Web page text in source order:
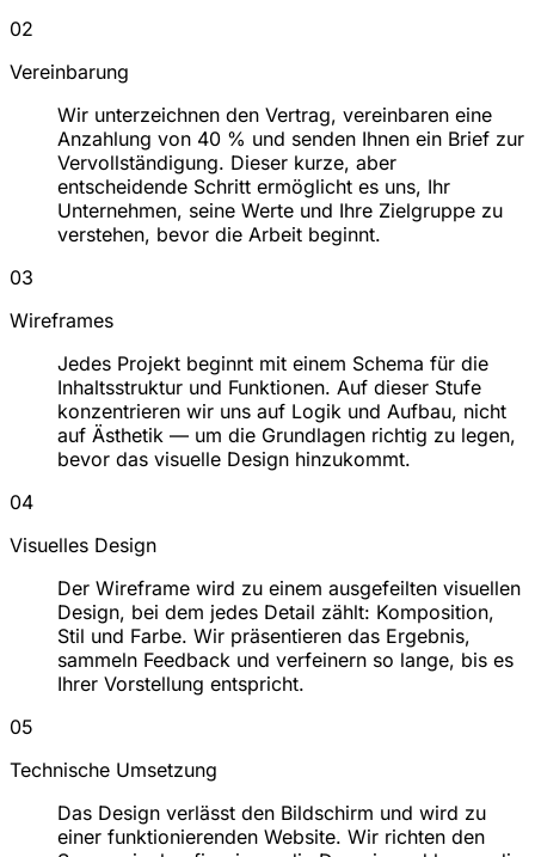
02
Vereinbarung
Wir unterzeichnen den Vertrag, vereinbaren eine
Anzahlung von 40 % und senden Ihnen ein Brief zur
Vervollständigung. Dieser kurze, aber
entscheidende Schritt ermöglicht es uns, Ihr
Unternehmen, seine Werte und Ihre Zielgruppe zu
verstehen, bevor die Arbeit beginnt.
03
Wireframes
Jedes Projekt beginnt mit einem Schema für die
Inhaltsstruktur und Funktionen. Auf dieser Stufe
konzentrieren wir uns auf Logik und Aufbau, nicht
auf Ästhetik — um die Grundlagen richtig zu legen,
bevor das visuelle Design hinzukommt.
04
Visuelles Design
Der Wireframe wird zu einem ausgefeilten visuellen
Design, bei dem jedes Detail zählt: Komposition,
Stil und Farbe. Wir präsentieren das Ergebnis,
sammeln Feedback und verfeinern so lange, bis es
Ihrer Vorstellung entspricht.
05
Technische Umsetzung
Das Design verlässt den Bildschirm und wird zu
einer funktionierenden Website. Wir richten den